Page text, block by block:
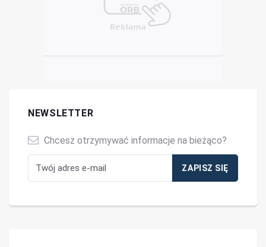
NEWSLETTER
Chcesz otrzymywać informacje na bieżąco?